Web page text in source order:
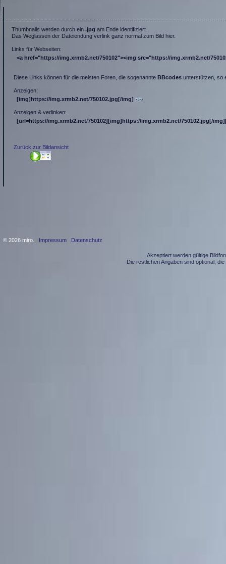
Thumbnails werden durch ein .jpg am Ende identifiziert.
Das Weglassen der Dateiendung verlink ganz normal zum Bild hier.
Links für Webseiten:
<a href="https://img.xrmb2.net/750102"><img src="https://img.xrmb2.net/
Diese Links können für die meisten Foren, die sogenannte BBcodes unterstützen, so
Anzeigen:
[img]https://img.xrmb2.net/750102.jpg[/img]
Anzeigen & verlinken:
[url=https://img.xrmb2.net/750102][img]https://img.xrmb2.net/750102.jpg[/
Zurück zur Bildansicht
© 2026 miro. Impressum Datenschutz
Akzeptiert werden gültige
Die restlichen Angaben sind optional,